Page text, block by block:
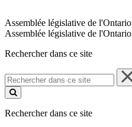
Assemblée législative de l'Ontario
Assemblée législative de l'Ontario
Rechercher dans ce site
Rechercher
dans
ce
Rechercher dans ce site